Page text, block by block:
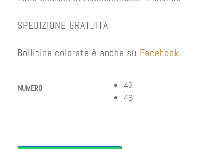
SPEDIZIONE GRATUITA
Bollicine colorate è anche su Facebook.
NUMERO
42
43